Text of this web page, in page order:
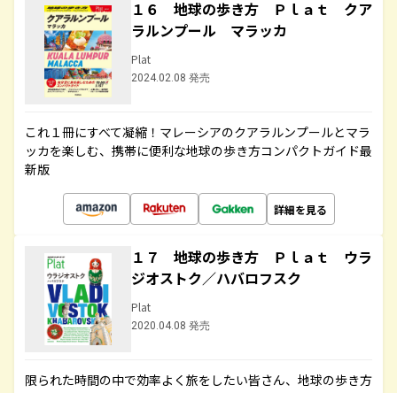
１６ 地球の歩き方 Ｐｌａｔ クア
ラルンプール マラッカ
Plat
2024.02.08 発売
これ１冊にすべて凝縮！マレーシアのクアラルンプールとマラ
ッカを楽しむ、携帯に便利な地球の歩き方コンパクトガイド最
新版
詳細を見る
１７ 地球の歩き方 Ｐｌａｔ ウラ
ジオストク／ハバロフスク
Plat
2020.04.08 発売
限られた時間の中で効率よく旅をしたい皆さん、地球の歩き方